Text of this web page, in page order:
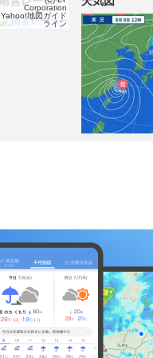
Corporation
Yahoo!地図ガイド
ライン